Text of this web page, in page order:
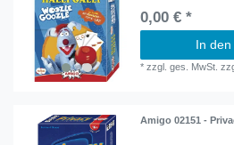
0,00 € *
In
*zzgl. ges. MwSt.
Amigo 02151 -